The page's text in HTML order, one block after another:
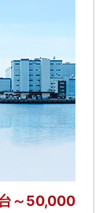
～50,000